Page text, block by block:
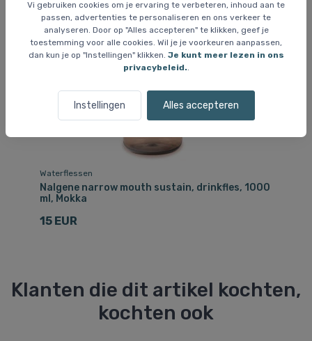
Vi gebruiken cookies om je ervaring te verbeteren, inhoud aan te
passen, advertenties te personaliseren en ons verkeer te
analyseren. Door op "Alles accepteren" te klikken, geef je
toestemming voor alle cookies. Wil je je voorkeuren aanpassen,
dan kun je op "Instellingen" klikken. Je kunt meer lezen in ons
privacybeleid..
Instellingen Alles accepteren
Waterflessen
Nalgene narrow mouth sustain, drinkfles, 1000
ml, Mokka
15 EUR
Klanten die dit artikel kochten,
kochten ook